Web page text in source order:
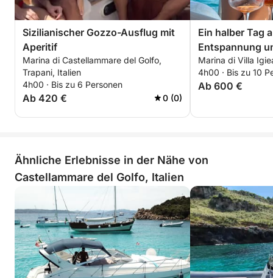
Sizilianischer Gozzo-Ausflug mit
Aperitif
Marina di Castellammare del Golfo,
Trapani, Italien
4h00 · Bis zu 6 Personen
Ab 420 € 0 (0)
Ein halber Tag
Entspannung
Marina di Villa
4h00 · Bis zu 10
Ab 600 €
Ähnliche Erlebnisse in der Nähe von
Castellammare del Golfo, Italien